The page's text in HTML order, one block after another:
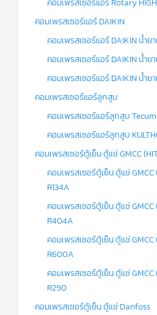
คอมเพรสเซอร์แอร์ Rotary
คอมเพรสเซอร์แอร์ DAIKIN
คอมเพรสเซอร์แอร์ DAIKIN น้ำย
คอมเพรสเซอร์แอร์ DAIKIN น้ำย
คอมเพรสเซอร์แอร์ DAIKIN น้ำย
คอมเพรสเซอร์แอร์ลูกสูบ
คอมเพรสเซอร์แอร์ลูกสูบ
คอมเพรสเซอร์แอร์ลูกสูบ
คอมเพรสเซอร์ตู้เย็น ตู้แช่ GMCC
คอมเพรสเซอร์ตู้เย็น ตู้แช่ GMCC
R134A
คอมเพรสเซอร์ตู้เย็น ตู้แช่ GMCC
R404A
คอมเพรสเซอร์ตู้เย็น ตู้แช่ GMCC
R600A
คอมเพรสเซอร์ตู้เย็น ตู้แช่ GMCC
R290
คอมเพรสเซอร์ตู้เย็น ตู้แช่ Danfoss